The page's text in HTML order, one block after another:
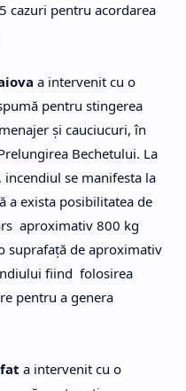
cazuri pentru acordarea
a intervenit cu o
pentru stingerea
şi cauciucuri, în
Bechetului. La
se manifesta la
a exista posibilitatea de
aproximativ 800 kg
suprafaţă de aproximativ
fiind folosirea
pentru a genera
a intervenit cu o